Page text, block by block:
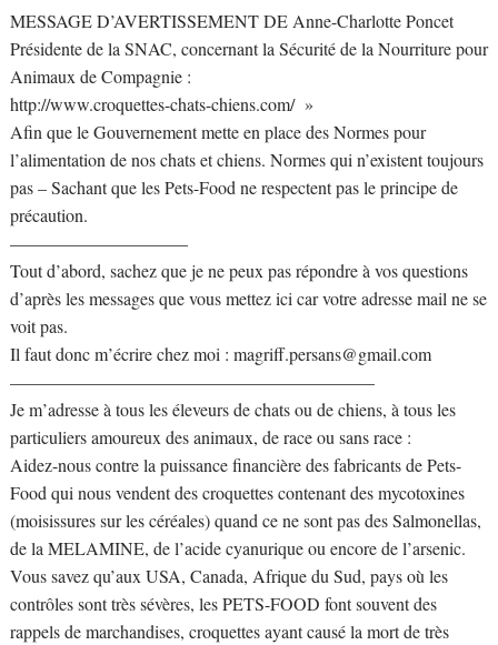
MESSAGE D’AVERTISSEMENT DE Anne-Charlotte Poncet
Présidente de la SNAC, concernant la Sécurité de la Nourriture pour
Animaux de Compagnie :
http://www.croquettes-chats-chiens.com/ »
Afin que le Gouvernement mette en place des Normes pour
l’alimentation de nos chats et chiens. Normes qui n’existent toujours
pas – Sachant que les Pets-Food ne respectent pas le principe de
précaution.
——————————
Tout d’abord, sachez que je ne peux pas répondre à vos questions
d’après les messages que vous mettez ici car votre adresse mail ne se
voit pas.
Il faut donc m’écrire chez moi : magriff.persans@gmail.com
————————————————————–
Je m’adresse à tous les éleveurs de chats ou de chiens, à tous les
particuliers amoureux des animaux, de race ou sans race :
Aidez-nous contre la puissance financière des fabricants de Pets-
Food qui nous vendent des croquettes contenant des mycotoxines
(moisissures sur les céréales) quand ce ne sont pas des Salmonellas,
de la MELAMINE, de l’acide cyanurique ou encore de l’arsenic.
Vous savez qu’aux USA, Canada, Afrique du Sud, pays où les
contrôles sont très sévères, les PETS-FOOD font souvent des
rappels de marchandises, croquettes ayant causé la mort de très